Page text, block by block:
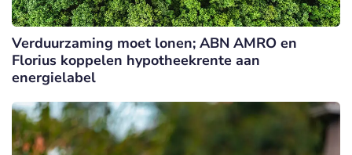
Verduurzaming moet lonen; ABN AMRO en
Florius koppelen hypotheekrente aan
energielabel